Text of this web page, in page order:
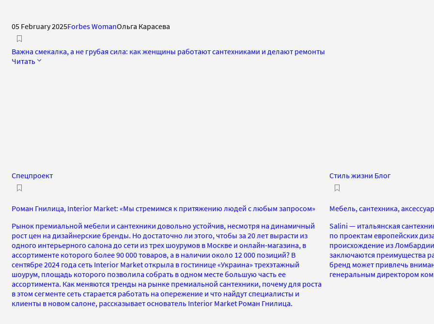
05 February 2025Forbes WomanОльга Карасева
Важна смекалка, а не грубая сила: как женщины работают сантехниками и делают ремонты
Читать
Спецпроект
Роман Гнилица, Interior Market: «Мы стремимся к притяжению людей с любым запросом»
Рынок премиальной мебели и сантехники довольно устойчив, несмотря на динамичный
рост цен на дизайнерские бренды. Но достаточно ли этого, чтобы за 20 лет вырасти из
одного интерьерного салона до сети из трех шоурумов в Москве и онлайн-магазина, в
ассортименте которого более 90 000 товаров, а в наличии около 12 000 позиций? В
сентябре 2024 года сеть Interior Market открыла в гостинице «Украина» трехэтажный
шоурум, площадь которого позволила собрать в одном месте большую часть ее
ассортимента. Как меняются тренды на рынке премиальной сантехники, почему для роста
в этом сегменте сеть старается работать на опережение и что найдут специалисты и
клиенты в новом салоне, рассказывает основатель Interior Market Роман Гнилица.
Стиль жизни Блог
Мебель, сантехника,
Salini — итальянская
по проектам европейских
происхождение из
заключаются преимущества
бренд может привлечь
генеральным директором